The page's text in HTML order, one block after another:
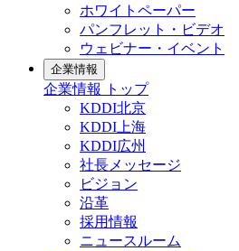
ホワイトペーパー
パンフレット・ビデオ
ウェビナー・イベント
企業情報
企業情報 トップ
KDDI北京
KDDI上海
KDDI広州
社長メッセージ
ビジョン
沿革
採用情報
ニュースルーム